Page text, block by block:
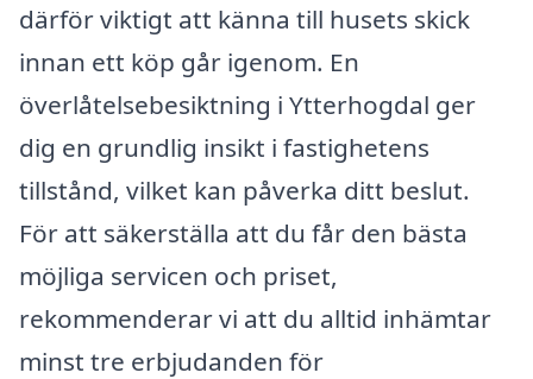
därför viktigt att känna till husets skick
innan ett köp går igenom. En
överlåtelsebesiktning i Ytterhogdal ger
dig en grundlig insikt i fastighetens
tillstånd, vilket kan påverka ditt beslut.
För att säkerställa att du får den bästa
möjliga servicen och priset,
rekommenderar vi att du alltid inhämtar
minst tre erbjudanden för